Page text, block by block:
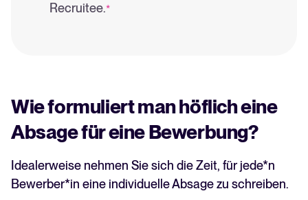
Recruitee.*
Wie formuliert man höflich eine
Absage für eine Bewerbung?
Idealerweise nehmen Sie sich die Zeit, für jede*n
Bewerber*in eine individuelle Absage zu schreiben.